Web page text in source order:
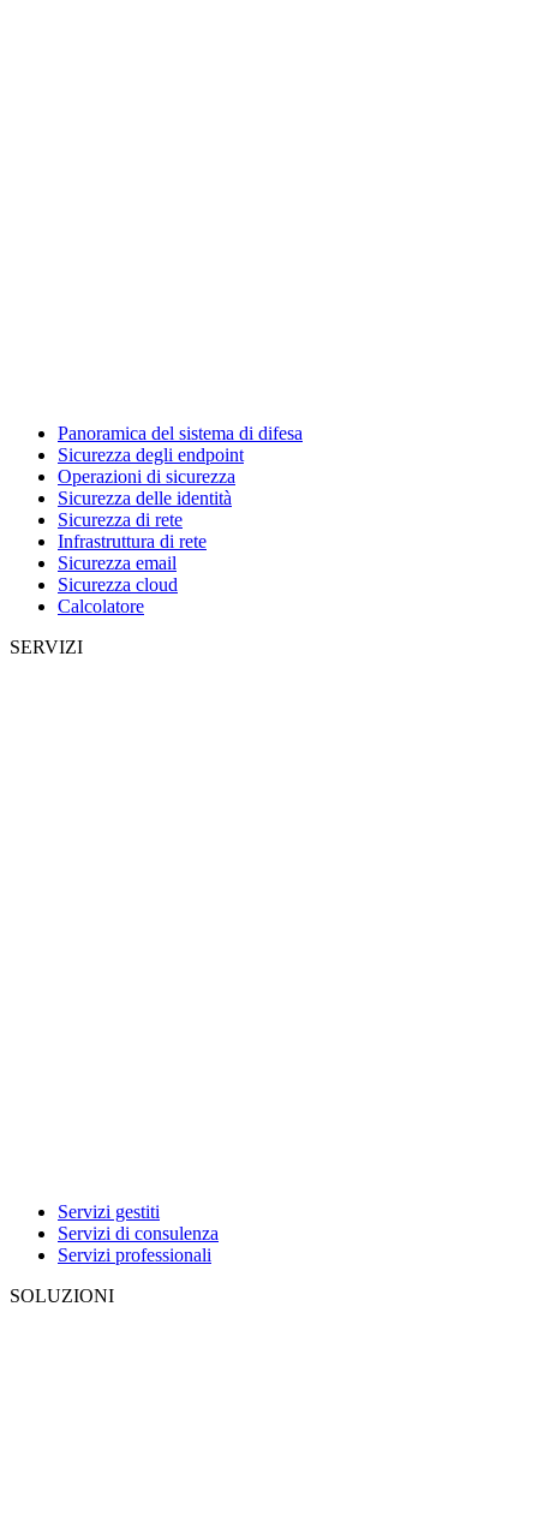
Panoramica del sistema di difesa
Sicurezza degli endpoint
Operazioni di sicurezza
Sicurezza delle identità
Sicurezza di rete
Infrastruttura di rete
Sicurezza email
Sicurezza cloud
Calcolatore
SERVIZI
Servizi gestiti
Servizi di consulenza
Servizi professionali
SOLUZIONI